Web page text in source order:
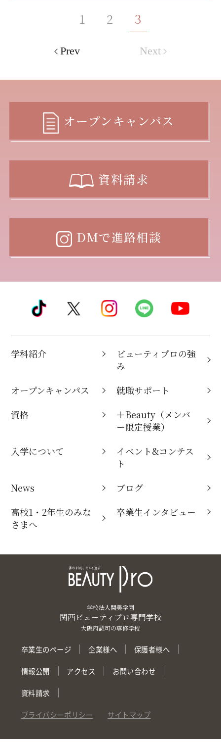
Prev
1 2 3
Next
オープンキャンパス
資料請求
DMで進路相談
学科紹介
ビューティプロの強
み
オープンキャンパス
就職サポート
資格
＋Beauty（メンバ
ー限定授業）
入学について
イベント&コンテス
ト
News
ブログ
高校1・2年生のみな
さまへ
卒業生インタビュー
学校法人関美学園
関西ビューティプロ専門学校
大阪府認可の専修学校
卒業生のページ 企業様へ 保護者様へ
情報公開 アクセス お問い合わせ
資料請求
プライバシーポリシー サイトマップ